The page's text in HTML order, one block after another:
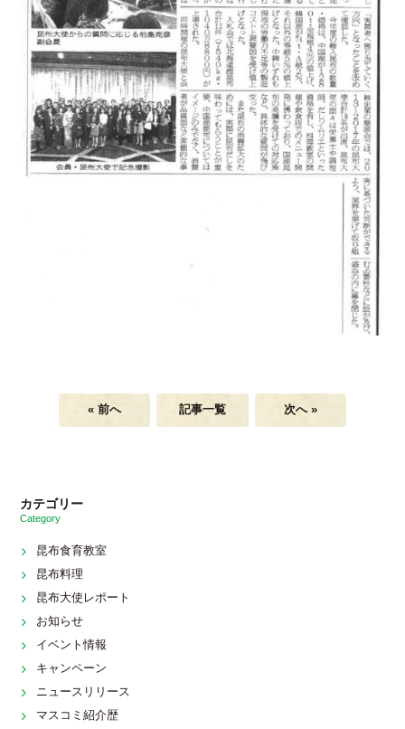
« 前へ 記事一覧 次へ »
カテゴリー
Category
昆布食育教室
昆布料理
昆布大使レポート
お知らせ
イベント情報
キャンペーン
ニュースリリース
マスコミ紹介歴